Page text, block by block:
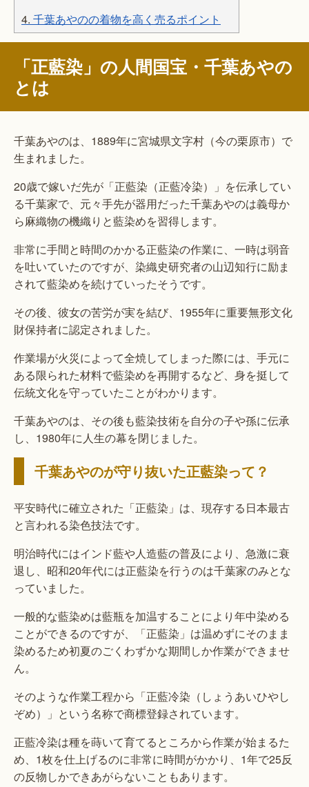
4. 千葉あやのの着物を高く売るポイント
「正藍染」の人間国宝・千葉あやの
とは
千葉あやのは、1889年に宮城県文字村（今の栗原市）で
生まれました。
20歳で嫁いだ先が「正藍染（正藍冷染）」を伝承してい
る千葉家で、元々手先が器用だった千葉あやのは義母か
ら麻織物の機織りと藍染めを習得します。
非常に手間と時間のかかる正藍染の作業に、一時は弱音
を吐いていたのですが、染織史研究者の山辺知行に励ま
されて藍染めを続けていったそうです。
その後、彼女の苦労が実を結び、1955年に重要無形文化
財保持者に認定されました。
作業場が火災によって全焼してしまった際には、手元に
ある限られた材料で藍染めを再開するなど、身を挺して
伝統文化を守っていたことがわかります。
千葉あやのは、その後も藍染技術を自分の子や孫に伝承
し、1980年に人生の幕を閉じました。
千葉あやのが守り抜いた正藍染って？
平安時代に確立された「正藍染」は、現存する日本最古
と言われる染色技法です。
明治時代にはインド藍や人造藍の普及により、急激に衰
退し、昭和20年代には正藍染を行うのは千葉家のみとな
っていました。
一般的な藍染めは藍瓶を加温することにより年中染める
ことができるのですが、「正藍染」は温めずにそのまま
染めるため初夏のごくわずかな期間しか作業ができませ
ん。
そのような作業工程から「正藍冷染（しょうあいひやし
ぞめ）」という名称で商標登録されています。
正藍冷染は種を蒔いて育てるところから作業が始まるた
め、1枚を仕上げるのに非常に時間がかかり、1年で25反
の反物しかできあがらないこともあります。